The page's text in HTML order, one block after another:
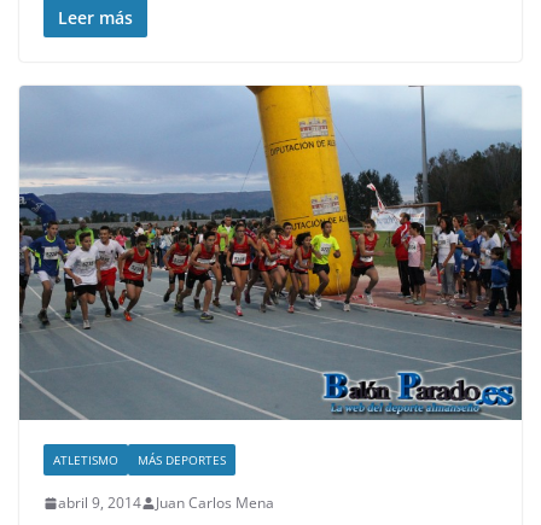
Leer más
ATLETISMO MÁS DEPORTES
abril 9, 2014 Juan Carlos Mena